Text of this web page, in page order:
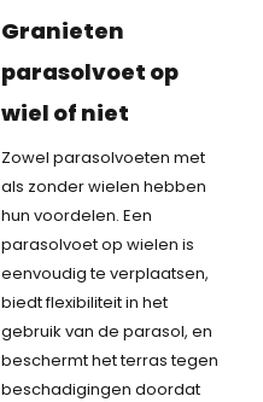
Granieten
parasolvoet op
wiel of niet
Zowel parasolvoeten met
als zonder wielen hebben
hun voordelen. Een
parasolvoet op wielen is
eenvoudig te verplaatsen,
biedt flexibiliteit in het
gebruik van de parasol, en
beschermt het terras tegen
beschadigingen doordat